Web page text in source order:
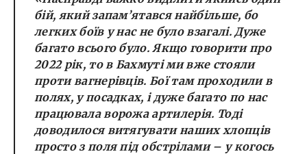
бій, який запам’ятався найбільше, бо
легких боїв у нас не було взагалі. Дуже
багато всього було. Якщо говорити про
2022 рік, то в Бахмуті ми вже стояли
проти вагнерівців. Бої там проходили в
полях, у посадках, і дуже багато по нас
працювала ворожа артилерія. Тоді
доводилося витягувати наших хлопців
просто з поля під обстрілами – у когось